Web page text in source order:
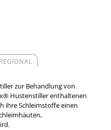
zur Behandlung von
Hustenstiller enthaltenen
ihre Schleimstoffe einen